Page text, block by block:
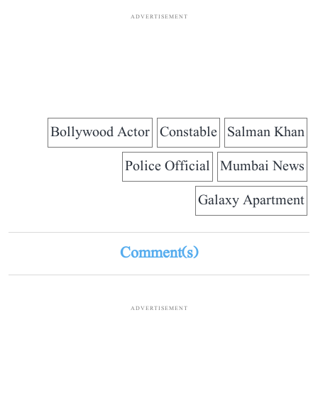
ADVERTISEMENT
Salman Khan
Constable
Bollywood Actor
Mumbai News
Police Official
Galaxy Apartment
Comment(s)
ADVERTISEMENT